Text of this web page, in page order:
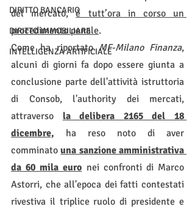
DIRITTO BANCARIO
DIRITTO IMMOBILIARE
INTELLIGENZA ARTIFICIALE
del mercato, è tutt’ora in corso un
procedimento penale.
Come ha riportato MF-Milano Finanza,
alcuni di giorni fa dopo essere giunta a
conclusione parte dell'attività istruttoria
di Consob, l'authority dei mercati,
attraverso la delibera 2165 del 18
dicembre, ha reso noto di aver
comminato una sanzione amministrativa
da 60 mila euro nei confronti di Marco
Astorri, che all'epoca dei fatti contestati
rivestiva il triplice ruolo di presidente e